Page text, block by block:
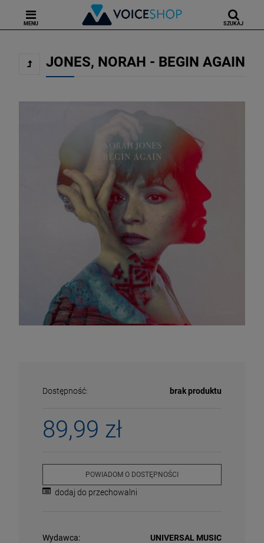
MENU SZUKAJ
-15%
JONES, NORAH - BEGIN AGAIN
Dostępność: brak produktu
89,99 zł
POWIADOM O DOSTĘPNOŚCI
dodaj do przechowalni
Wydawca:
UNIVERSAL MUSIC